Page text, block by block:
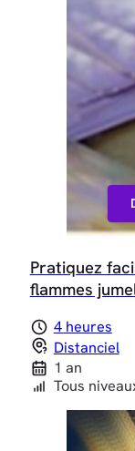
Pratiquez
flammes
4 heures
Distanciel
1 an
Tous